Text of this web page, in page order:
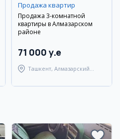
Продажа квартир
Продажа 3-комнатной
квартиры в Алмазарском
районе
71 000 y.e
Ташкент, Алмазарский